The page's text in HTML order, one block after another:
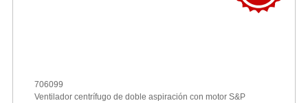
706099
Ventilador centrífugo de doble aspiración con motor S&P